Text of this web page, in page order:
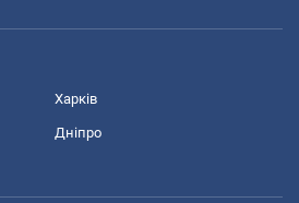
Харків
Дніпро